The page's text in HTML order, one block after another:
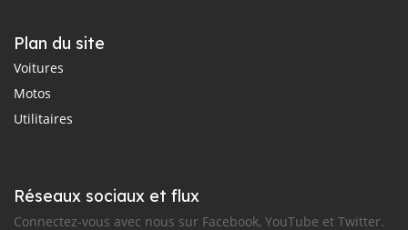
Plan du site
Voitures
Motos
Utilitaires
Réseaux sociaux et flux
Connectez-vous avec nous sur Facebook, YouTube et Twitter.